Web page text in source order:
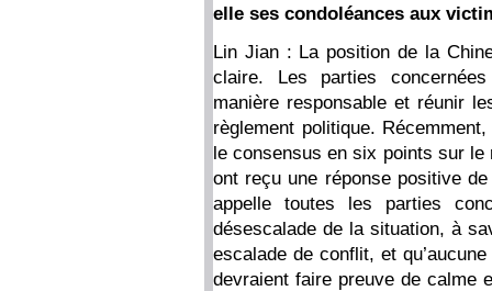
elle ses condoléances aux
Lin Jian : La position de la
claire. Les parties
manière responsable et réunir
règlement politique.
le consensus en six points sur
ont reçu une réponse positive
appelle toutes les parties
désescalade de la situation, à
escalade de conflit, et
devraient faire preuve de calme